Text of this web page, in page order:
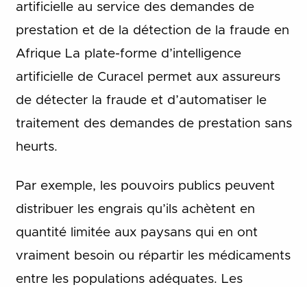
artificielle au service des demandes de
prestation et de la détection de la fraude en
Afrique La plate-forme d’intelligence
artificielle de Curacel permet aux assureurs
de détecter la fraude et d’automatiser le
traitement des demandes de prestation sans
heurts.
Par exemple, les pouvoirs publics peuvent
distribuer les engrais qu’ils achètent en
quantité limitée aux paysans qui en ont
vraiment besoin ou répartir les médicaments
entre les populations adéquates. Les